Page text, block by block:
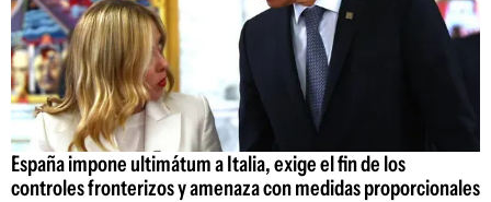
España impone ultimátum a Italia, exige el fin de los
controles fronterizos y amenaza con medidas proporcionales